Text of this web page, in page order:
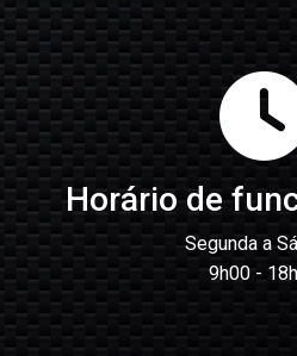
Horário de
Segunda a
9h00 -